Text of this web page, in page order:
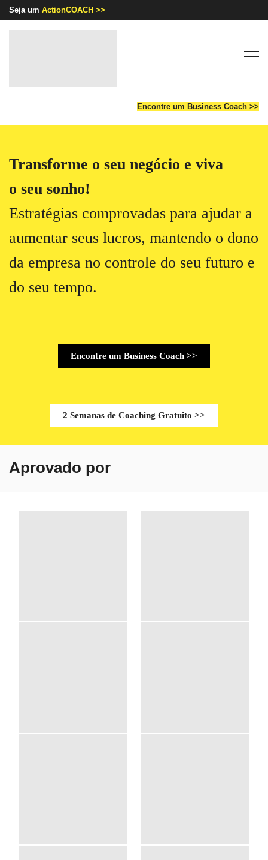
Seja um ActionCOACH >>
Encontre um Business Coach >>
Transforme o seu negócio e viva
o seu sonho!
Estratégias comprovadas para ajudar a
aumentar seus lucros, mantendo o dono
da empresa no controle do seu futuro e
do seu tempo.
Encontre um Business Coach >>
2 Semanas de Coaching Gratuito >>
Aprovado por